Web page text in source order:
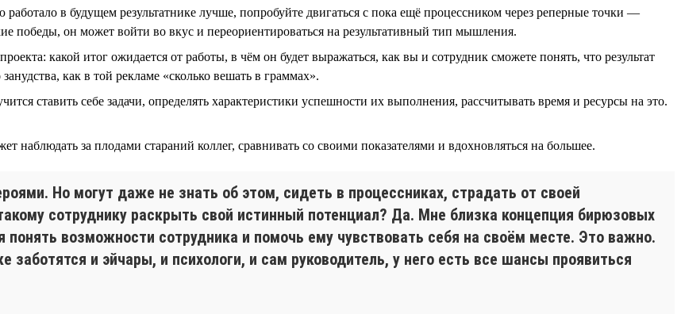
в будущем результатнике лучше, попробуйте двигаться с пока ещё процессником через реперные точки —
победы, он может войти во вкус и переориентироваться на результативный тип мышления.
какой итог ожидается от работы, в чём он будет выражаться, как вы и сотрудник сможете понять, что результат
как в той рекламе «сколько вешать в граммах».
ставить себе задачи, определять характеристики успешности их выполнения, рассчитывать время и ресурсы на это.
наблюдать за плодами стараний коллег, сравнивать со своими показателями и вдохновляться на большее.
Но могут даже не знать об этом, сидеть в процессниках, страдать от своей
сотруднику раскрыть свой истинный потенциал? Да. Мне близка концепция бирюзовых
понять возможности сотрудника и помочь ему чувствовать себя на своём месте. Это важно.
заботятся и эйчары, и психологи, и сам руководитель, у него есть все шансы проявиться